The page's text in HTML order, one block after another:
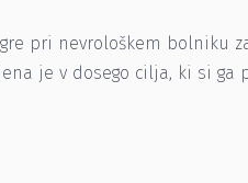
pri nevrološkem bolniku
je v dosego cilja, ki si ga